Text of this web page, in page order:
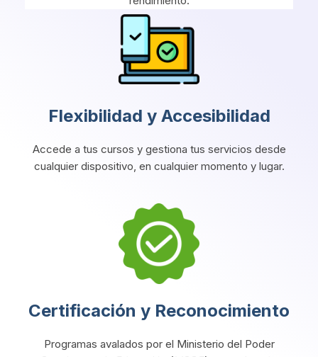
Flexibilidad y Accesibilidad
Accede a tus cursos y gestiona tus servicios desde
cualquier dispositivo, en cualquier momento y lugar.
Certificación y Reconocimiento
Programas avalados por el Ministerio del Poder